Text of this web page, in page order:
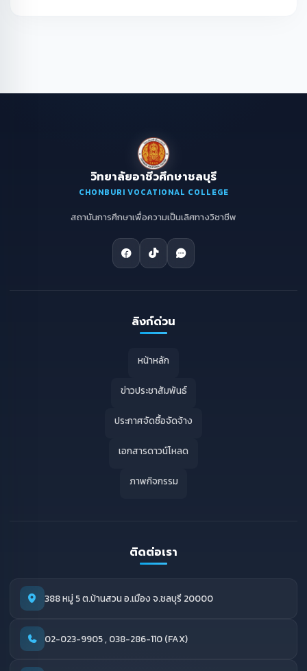
วิทยาลัยอาชีวศึกษาชลบุรี
CHONBURI VOCATIONAL COLLEGE
สถาบันการศึกษาเพื่อความเป็นเลิศทางวิชาชีพ
ลิงก์ด่วน
หน้าหลัก
ข่าวประชาสัมพันธ์
ประกาศจัดซื้อจัดจ้าง
เอกสารดาวน์โหลด
ภาพกิจกรรม
ติดต่อเรา
388 หมู่ 5 ต.บ้านสวน อ.เมือง จ.ชลบุรี 20000
02-023-9905 , 038-286-110 (FAX)